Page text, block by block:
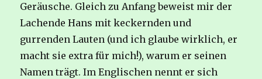
Geräusche. Gleich zu Anfang beweist mir der
Lachende Hans mit keckernden und
gurrenden Lauten (und ich glaube wirklich, er
macht sie extra für mich!), warum er seinen
Namen trägt. Im Englischen nennt er sich